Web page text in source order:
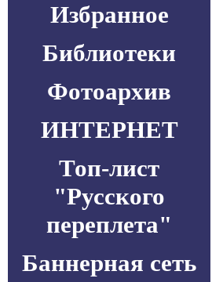
Избранное
Библиотеки
Фотоархив
ИНТЕРНЕТ
Топ-лист
"Русского
переплета"
Баннерная сеть